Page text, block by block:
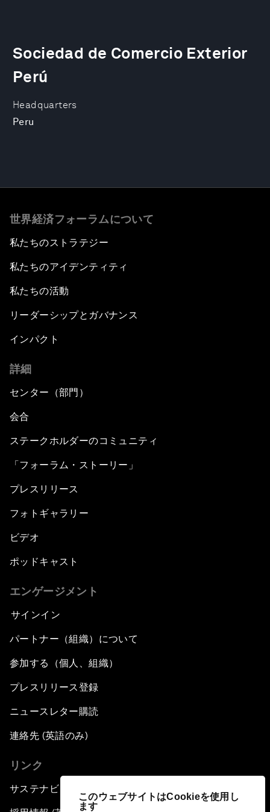
このウェブサイトはCookieを使用し
ます
Headquarters
Peru
Sociedad de Comercio Exterior
Perú
世界経済フォーラムについて
私たちのストラテジー
私たちのアイデンティティ
私たちの活動
リーダーシップとガバナンス
インパクト
詳細
センター（部門）
会合
ステークホルダーのコミュニティ
「フォーラム・ストーリー」
プレスリリース
フォトギャラリー
ビデオ
ポッドキャスト
エンゲージメント
サインイン
パートナー（組織）について
参加する（個人、組織）
プレスリリース登録
ニュースレター購読
連絡先 (英語のみ)
リンク
サステナビリティへの取り組み